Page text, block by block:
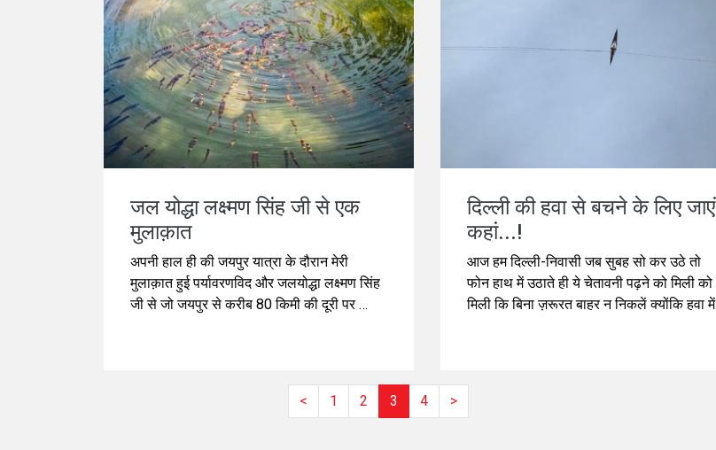
जल योद्धा लक्ष्मण सिंह जी से एक
मुलाक़ात
अपनी हाल ही की जयपुर यात्रा के दौरान मेरी
मुलाक़ात हुई पर्यावरणविद और जलयोद्धा लक्ष्मण सिंह
जी से जो जयपुर से करीब 80 किमी की दूरी पर स्थित
लक्ष्मण सिंह जी ने ना सिर्फ अपने गाँव को बल्कि आस-
पास के 80 और गांवों का भी कायाकल्प कर दिया है।
दिल्ली की हवा से बचने के लिए जाएं
कहां...!
आज हम दिल्ली-निवासी जब सुबह सो कर उठे तो
फोन हाथ में उठाते ही ये चेतावनी पढ़ने को मिली को
मिली कि बिना ज़रूरत बाहर न निकलें क्योंकि हवा में
<
1 2 3 4 >